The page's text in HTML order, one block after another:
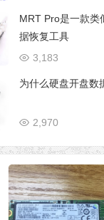
MRT Pro是一款类
据恢复工具
3,183
为什么硬盘开盘数
2,970